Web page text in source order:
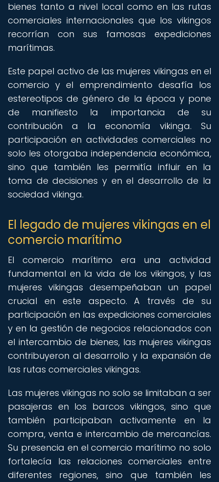
bienes tanto a nivel local como en las rutas
comerciales internacionales que los vikingos
recorrían con sus famosas expediciones
marítimas.
Este papel activo de las mujeres vikingas en el
comercio y el emprendimiento desafía los
estereotipos de género de la época y pone
de manifiesto la importancia de su
contribución a la economía vikinga. Su
participación en actividades comerciales no
solo les otorgaba independencia económica,
sino que también les permitía influir en la
toma de decisiones y en el desarrollo de la
sociedad vikinga.
El legado de mujeres vikingas en el
comercio marítimo
El comercio marítimo era una actividad
fundamental en la vida de los vikingos, y las
mujeres vikingas desempeñaban un papel
crucial en este aspecto. A través de su
participación en las expediciones comerciales
y en la gestión de negocios relacionados con
el intercambio de bienes, las mujeres vikingas
contribuyeron al desarrollo y la expansión de
las rutas comerciales vikingas.
Las mujeres vikingas no solo se limitaban a ser
pasajeras en los barcos vikingos, sino que
también participaban activamente en la
compra, venta e intercambio de mercancías.
Su presencia en el comercio marítimo no solo
fortalecía las relaciones comerciales entre
diferentes regiones, sino que también les